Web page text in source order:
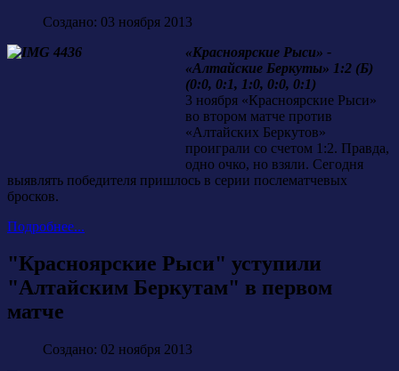
Создано: 03 ноября 2013
«Красноярские Рыси» -
«Алтайские Беркуты» 1:2 (Б)
(0:0, 0:1, 1:0, 0:0, 0:1)
3 ноября «Красноярские Рыси»
во втором матче против
«Алтайских Беркутов»
проиграли со счетом 1:2. Правда,
одно очко, но взяли. Сегодня
выявлять победителя пришлось в серии послематчевых
бросков.
Подробнее...
"Красноярские Рыси" уступили
"Алтайским Беркутам" в первом
матче
Создано: 02 ноября 2013